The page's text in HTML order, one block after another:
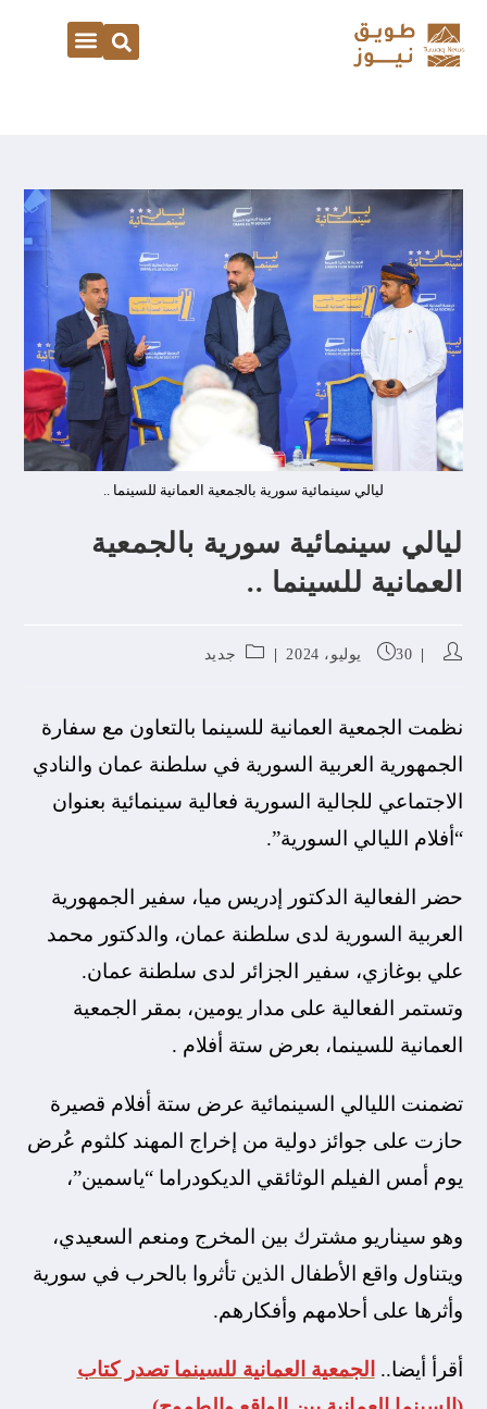
ليالي سينمائية سورية بالجمعية العمانية للسينما ..
ليالي سينمائية سورية بالجمعية
العمانية للسينما ..
30 يوليو، 2024 جديد
نظمت الجمعية العمانية للسينما بالتعاون مع سفارة
الجمهورية العربية السورية في سلطنة عمان والنادي
الاجتماعي للجالية السورية فعالية سينمائية بعنوان
“أفلام الليالي السورية”.
حضر الفعالية الدكتور إدريس ميا، سفير الجمهورية
العربية السورية لدى سلطنة عمان، والدكتور محمد
علي بوغازي، سفير الجزائر لدى سلطنة عمان.
وتستمر الفعالية على مدار يومين، بمقر الجمعية
العمانية للسينما، بعرض ستة أفلام .
تضمنت الليالي السينمائية عرض ستة أفلام قصيرة
حازت على جوائز دولية من إخراج المهند كلثوم عُرض
يوم أمس الفيلم الوثائقي الديكودراما “ياسمين”،
وهو سيناريو مشترك بين المخرج ومنعم السعيدي،
ويتناول واقع الأطفال الذين تأثروا بالحرب في سورية
وأثرها على أحلامهم وأفكارهم.
أقرأ أيضا.. الجمعية العمانية للسينما تصدر كتاب